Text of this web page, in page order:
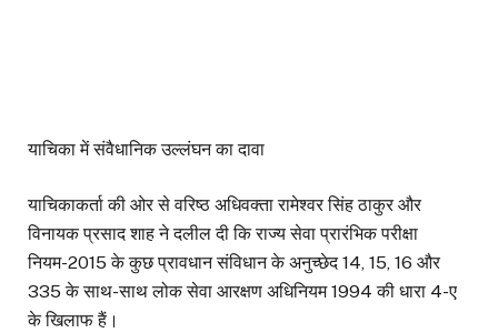
याचिका में संवैधानिक उल्लंघन का दावा
याचिकाकर्ता की ओर से वरिष्ठ अधिवक्ता रामेश्वर सिंह ठाकुर और
विनायक प्रसाद शाह ने दलील दी कि राज्य सेवा प्रारंभिक परीक्षा
नियम-2015 के कुछ प्रावधान संविधान के अनुच्छेद 14, 15, 16 और
335 के साथ-साथ लोक सेवा आरक्षण अधिनियम 1994 की धारा 4-ए
के खिलाफ हैं।